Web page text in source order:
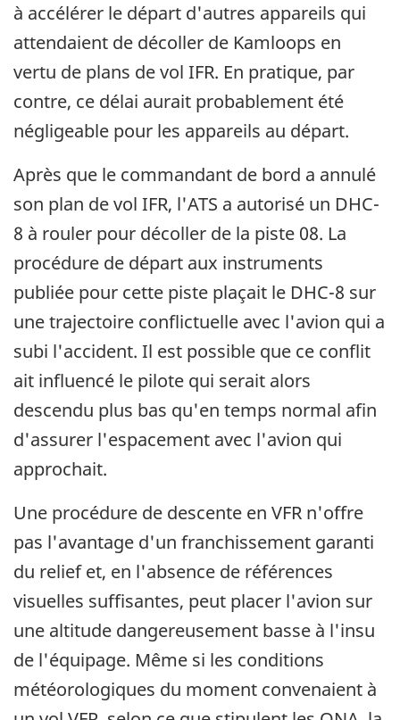
à accélérer le départ d'autres appareils qui
attendaient de décoller de Kamloops en
vertu de plans de vol IFR. En pratique, par
contre, ce délai aurait probablement été
négligeable pour les appareils au départ.
Après que le commandant de bord a annulé
son plan de vol IFR, l'ATS a autorisé un DHC-
8 à rouler pour décoller de la piste 08. La
procédure de départ aux instruments
publiée pour cette piste plaçait le DHC-8 sur
une trajectoire conflictuelle avec l'avion qui a
subi l'accident. Il est possible que ce conflit
ait influencé le pilote qui serait alors
descendu plus bas qu'en temps normal afin
d'assurer l'espacement avec l'avion qui
approchait.
Une procédure de descente en VFR n'offre
pas l'avantage d'un franchissement garanti
du relief et, en l'absence de références
visuelles suffisantes, peut placer l'avion sur
une altitude dangereusement basse à l'insu
de l'équipage. Même si les conditions
météorologiques du moment convenaient à